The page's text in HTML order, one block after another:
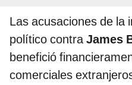
Las acusaciones de la
político contraJames
benefició
comerciales